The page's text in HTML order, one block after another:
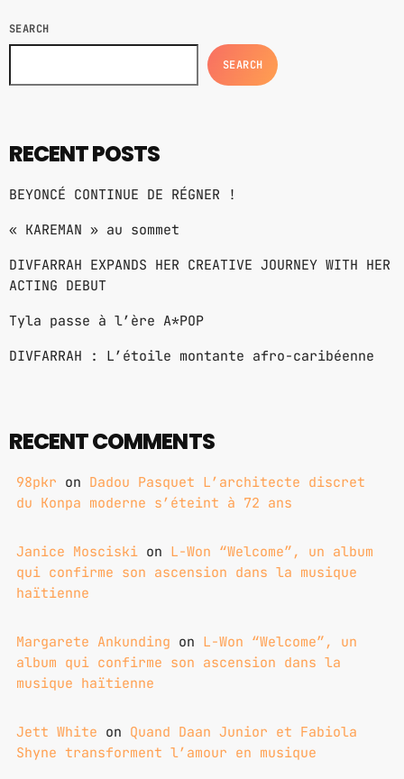
COMPAS / AFRO ON TOP
3:00 PM - 6:00 PM
ZOUK LOVERS
6:00 PM - 8:00 PM
GWOG MWEN
KHASH
2 TELEPHONE
GIMS - MONICA
FULL TRACKLIST
SEARCH
SEARCH
RECENT POSTS
BEYONCÉ CONTINUE DE RÉGNER !
« KAREMAN » au sommet
DIVFARRAH EXPANDS HER CREATIVE JOURNEY WITH HER
ACTING DEBUT
Tyla passe à l’ère A*POP
DIVFARRAH : L’étoile montante afro-caribéenne
RECENT COMMENTS
98pkr on Dadou Pasquet L’architecte discret
du Konpa moderne s’éteint à 72 ans
Janice Mosciski on L-Won “Welcome”, un album
qui confirme son ascension dans la musique
haïtienne
Margarete Ankunding on L-Won “Welcome”, un
album qui confirme son ascension dans la
musique haïtienne
Jett White on Quand Daan Junior et Fabiola
Shyne transforment l’amour en musique